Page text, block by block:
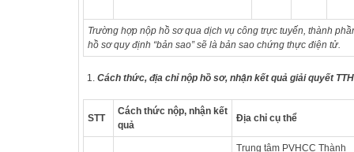
Trường hợp nộp hồ sơ qua dịch vụ công trực tuyến, thành
hồ sơ quy định “bản sao” sẽ là bản sao chứng thực điện tử.
Cách thức, địa chỉ nộp hồ sơ, nhận kết quả giải quyết
STT
Cách thức nộp, nhận kết
quả
Địa chỉ cụ thể
Trung tâm PVHCC Thành